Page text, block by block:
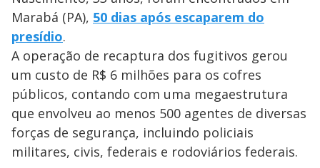
i
d
e
Marabá (PA), 50 dias após escaparem do
presídio.
A operação de recaptura dos fugitivos gerou
um custo de R$ 6 milhões para os cofres
públicos, contando com uma megaestrutura
que envolveu ao menos 500 agentes de diversas
forças de segurança, incluindo policiais
militares, civis, federais e rodoviários federais.